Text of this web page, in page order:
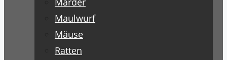
Maulwurf
Mäuse
Ratten